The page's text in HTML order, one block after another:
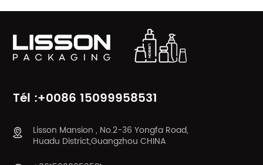
Tél :+0086 15099958531
Lisson Mansion , No.2-36 Yongfa Road,
Huadu District,Guangzhou CHINA